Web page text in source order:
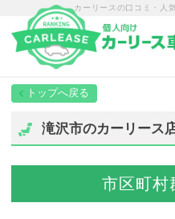
カーリースの口コミ・人
トップページ
エリア別ランキング
滝沢市のカーリース
市区町村